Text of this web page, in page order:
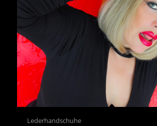
Lederhandschuhe